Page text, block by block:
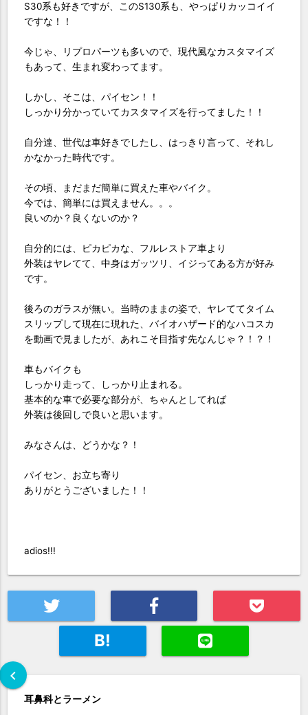
S30系も好きですが、このS130系も、やっぱりカッコイイ
ですな！！
今じゃ、リプロパーツも多いので、現代風なカスタマイズ
もあって、生まれ変わってます。
しかし、そこは、パイセン！！
しっかり分かっていてカスタマイズを行ってました！！
自分達、世代は車好きでしたし、はっきり言って、それし
かなかった時代です。
その頃、まだまだ簡単に買えた車やバイク。
今では、簡単には買えません。。。
良いのか？良くないのか？
自分的には、ピカピカな、フルレストア車より
外装はヤレてて、中身はガッツリ、イジってある方が好み
です。
後ろのガラスが無い。当時のままの姿で、ヤレててタイム
スリップして現在に現れた、バイオハザード的なハコスカ
を動画で見ましたが、あれこそ目指す先なんじゃ？！？！
車もバイクも
しっかり走って、しっかり止まれる。
基本的な車で必要な部分が、ちゃんとしてれば
外装は後回しで良いと思います。
みなさんは、どうかな？！
パイセン、お立ち寄り
ありがとうございました！！
adios!!!
B!
chevron_left
耳鼻科とラーメン